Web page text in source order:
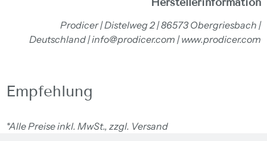
Herstellerinformation
Prodicer | Distelweg 2 | 86573 Obergriesbach |
Deutschland | info@prodicer.com | www.prodicer.com
Empfehlung
*Alle Preise inkl. MwSt., zzgl. Versand